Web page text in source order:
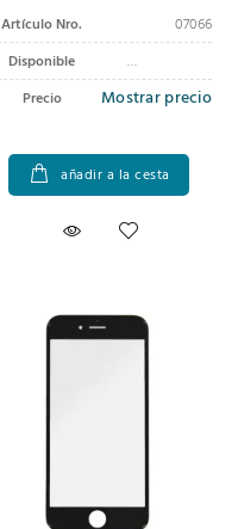
Artículo Nro.
07066
Disponible
Precio
Mostrar precio
añadir a la cesta